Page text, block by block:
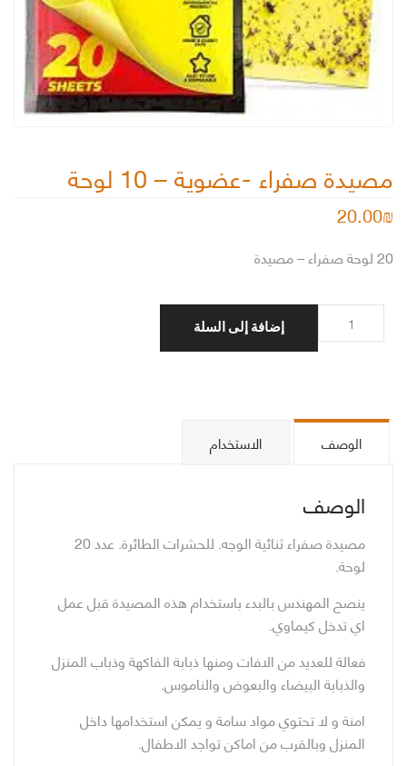
مصيدة صفراء -عضوية – 10 لوحة
20.00₪
20 لوحة صفراء – مصيدة
مصيدة
10
لوحة
إضافة إلى السلة
الوصف الاستخدام
الوصف
مصيدة صفراء ثنائية الوجه. للحشرات الطائرة. عدد 20
لوحة.
ينصح المهندس بالبدء باستخدام هذه المصيدة قبل عمل
اي تدخل كيماوي.
فعالة للعديد من الافات ومنها ذبابة الفاكهة وذباب المنزل
والذبابة البيضاء والبعوض والناموس.
امنة و لا تحتوي مواد سامة و يمكن استخدامها داخل
المنزل وبالقرب من اماكن تواجد الاطفال.